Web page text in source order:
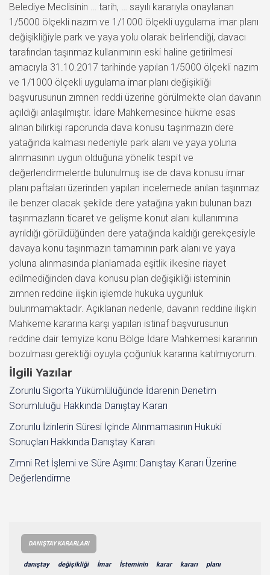
Belediye Meclisinin … tarih, … sayılı kararıyla onaylanan
1/5000 ölçekli nazım ve 1/1000 ölçekli uygulama imar planı
değişikliğiyle park ve yaya yolu olarak belirlendiği, davacı
tarafından taşınmaz kullanımının eski haline getirilmesi
amacıyla 31.10.2017 tarihinde yapılan 1/5000 ölçekli nazım
ve 1/1000 ölçekli uygulama imar planı değişikliği
başvurusunun zımnen reddi üzerine görülmekte olan davanın
açıldığı anlaşılmıştır. İdare Mahkemesince hükme esas
alınan bilirkişi raporunda dava konusu taşınmazın dere
yatağında kalması nedeniyle park alanı ve yaya yoluna
alınmasının uygun olduğuna yönelik tespit ve
değerlendirmelerde bulunulmuş ise de dava konusu imar
planı paftaları üzerinden yapılan incelemede anılan taşınmaz
ile benzer olacak şekilde dere yatağına yakın bulunan bazı
taşınmazların ticaret ve gelişme konut alanı kullanımına
ayrıldığı görüldüğünden dere yatağında kaldığı gerekçesiyle
davaya konu taşınmazın tamamının park alanı ve yaya
yoluna alınmasında planlamada eşitlik ilkesine riayet
edilmediğinden dava konusu plan değişikliği isteminin
zımnen reddine ilişkin işlemde hukuka uygunluk
bulunmamaktadır. Açıklanan nedenle, davanın reddine ilişkin
Mahkeme kararına karşı yapılan istinaf başvurusunun
reddine dair temyize konu Bölge İdare Mahkemesi kararının
bozulması gerektiği oyuyla çoğunluk kararına katılmıyorum.
İlgili Yazılar
Zorunlu Sigorta Yükümlülüğünde İdarenin Denetim
Sorumluluğu Hakkında Danıştay Kararı
Zorunlu İzinlerin Süresi İçinde Alınmamasının Hukuki
Sonuçları Hakkında Danıştay Kararı
Zımni Ret İşlemi ve Süre Aşımı: Danıştay Kararı Üzerine
Değerlendirme
DANIŞTAY KARARLARI
danıştay değişikliği İmar İsteminin karar kararı planı